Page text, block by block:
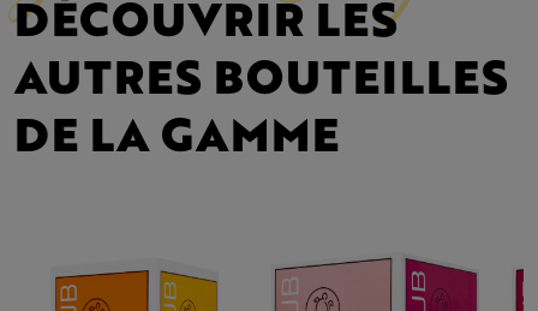
DÉCOUVRIR LES
AUTRES BOUTEILLES
DE LA GAMME